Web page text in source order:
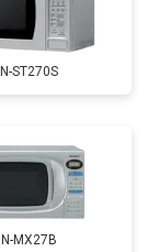
ST270S
MX27B